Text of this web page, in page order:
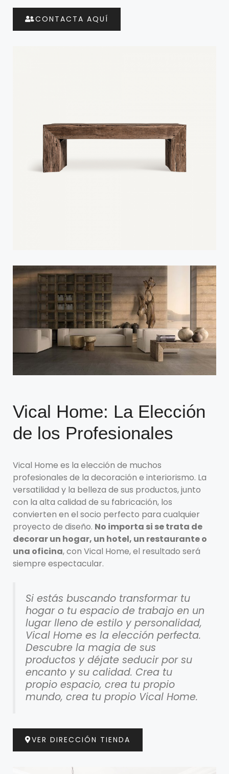
CONTACTA AQUÍ
Vical Home: La Elección
de los Profesionales
Vical Home es la elección de muchos
profesionales de la decoración e interiorismo. La
versatilidad y la belleza de sus productos, junto
con la alta calidad de su fabricación, los
convierten en el socio perfecto para cualquier
proyecto de diseño. No importa si se trata de
decorar un hogar, un hotel, un restaurante o
una oficina, con Vical Home, el resultado será
siempre espectacular.
Si estás buscando transformar tu
hogar o tu espacio de trabajo en un
lugar lleno de estilo y personalidad,
Vical Home es la elección perfecta.
Descubre la magia de sus
productos y déjate seducir por su
encanto y su calidad. Crea tu
propio espacio, crea tu propio
mundo, crea tu propio Vical Home.
VER DIRECCIÓN TIENDA